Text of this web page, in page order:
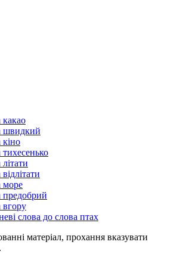
какао
швидкий
кіно
море
предобрий
вгору
слова до слова птах
матеріал, прохання вказувати